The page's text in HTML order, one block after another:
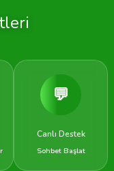
💬
Canlı Destek
Sohbet Başlat